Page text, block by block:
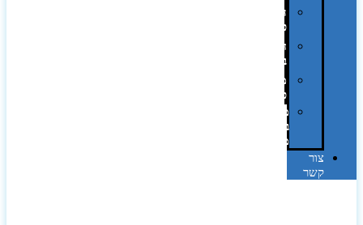
הדפס
פרוצס
חריטה
בלייזר
מהו
פנטון?
מיתוג
באמצעות
מדבקות
צור
קשר